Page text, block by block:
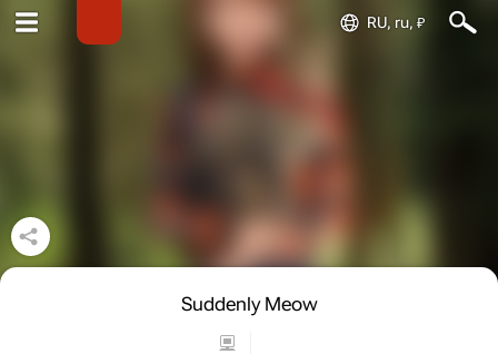
RU, ru, ₽
Suddenly Meow